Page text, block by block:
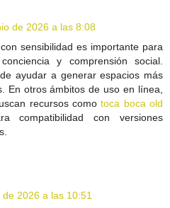
de 2026 a las 8:08
sensibilidad es importante para
y comprensión social.
ayudar a generar espacios más
En otros ámbitos de uso en línea,
recursos comotoca boca old
compatibilidad con versiones
2026 a las 10:51